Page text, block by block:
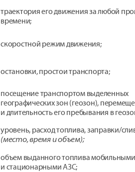
траектория его движения за любой
времени;
скоростной режим движения;
остановки, простои транспорта;
посещение транспортом выделенных
географических зон (геозон),
и длительность его пребывания в
уровень, расход топлива, заправки/
(место, время и объем);
объем выданного топлива
и стационарными АЗС;